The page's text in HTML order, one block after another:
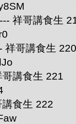
祥哥講食生
祥哥講食生 220
講食生 221
食生 222